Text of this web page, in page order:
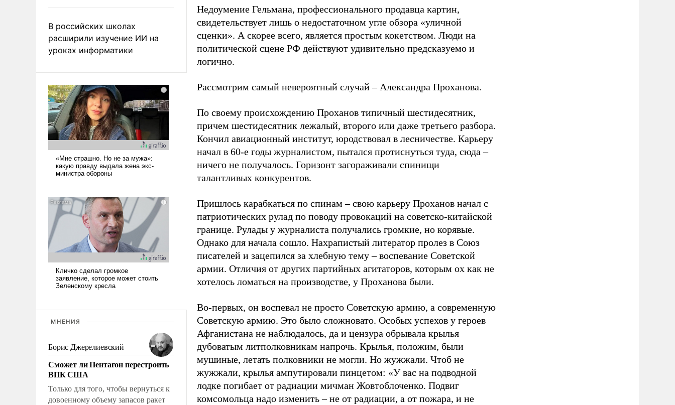
В российских школах
расширили изучение ИИ на
уроках информатики
МНЕНИЯ
Борис Джерелиевский
Сможет ли Пентагон перестроить
ВПК США
Только для того, чтобы вернуться к
довоенному объему запасов ракет
Недоумение Гельмана, профессионального продавца картин,
свидетельствует лишь о недостаточном угле обзора «уличной
сценки». А скорее всего, является простым кокетством. Люди на
политической сцене РФ действуют удивительно предсказуемо и
логично.
Рассмотрим самый невероятный случай – Александра Проханова.
По своему происхождению Проханов типичный шестидесятник,
причем шестидесятник лежалый, второго или даже третьего разбора.
Кончил авиационный институт, юродствовал в лесничестве. Карьеру
начал в 60-е годы журналистом, пытался протиснуться туда, сюда –
ничего не получалось. Горизонт загораживали спинищи
талантливых конкурентов.
Пришлось карабкаться по спинам – свою карьеру Проханов начал с
патриотических рулад по поводу провокаций на советско-китайской
границе. Рулады у журналиста получались громкие, но корявые.
Однако для начала сошло. Нахрапистый литератор пролез в Союз
писателей и зацепился за хлебную тему – воспевание Советской
армии. Отличия от других партийных агитаторов, которым ох как не
хотелось ломаться на производстве, у Проханова были.
Во-первых, он воспевал не просто Советскую армию, а современную
Советскую армию. Это было сложновато. Особых успехов у героев
Афганистана не наблюдалось, да и цензура обрывала крылья
дубоватым литполковникам напрочь. Крылья, положим, были
мушиные, летать полковники не могли. Но жужжали. Чтоб не
жужжали, крылья ампутировали пинцетом: «У вас на подводной
лодке погибает от радиации мичман Жовтоблоченко. Подвиг
комсомольца надо изменить – не от радиации, а от пожара, и не